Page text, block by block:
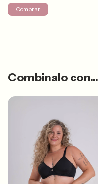
Comprar
Combinalo con...